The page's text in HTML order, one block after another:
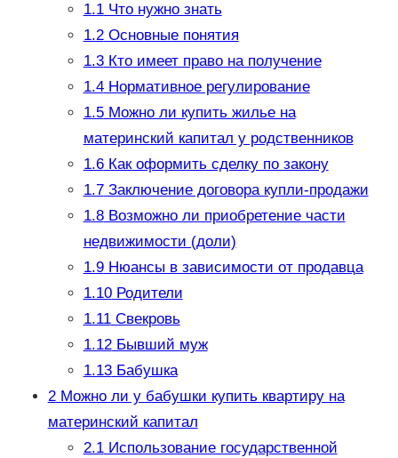
1.1Что нужно знать
1.2Основные понятия
1.3Кто имеет право на получение
1.4Нормативное регулирование
1.5Можно ли купить жилье на
материнский капитал у родственников
1.6Как оформить сделку по закону
1.7Заключение договора купли-продажи
1.8Возможно ли приобретение части
недвижимости (доли)
1.9Нюансы в зависимости от продавца
1.10Родители
1.11Свекровь
1.12Бывший муж
1.13Бабушка
2Можно ли у бабушки купить квартиру на
материнский капитал
2.1Использование государственной